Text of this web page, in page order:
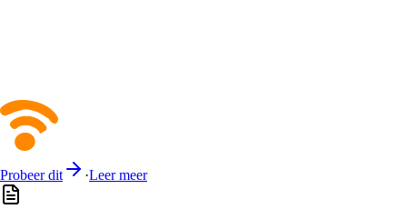
Probeer dit ·Leer meer